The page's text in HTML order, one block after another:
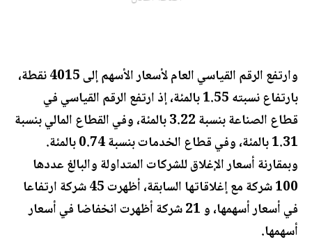
وارتفع الرقم القياسي العام لأسعار الأسهم إلى 4015 نقطة،
بارتفاع نسبته 1.55 بالمئة، إذ ارتفع الرقم القياسي في
قطاع الصناعة بنسبة 3.22 بالمئة، وفي القطاع المالي بنسبة
1.31 بالمئة، وفي قطاع الخدمات بنسبة 0.74 بالمئة.
وبمقارنة أسعار الإغلاق للشركات المتداولة والبالغ عددها
100 شركة مع إغلاقاتها السابقة، أظهرت 45 شركة ارتفاعا
في أسعار أسهمها، و 21 شركة أظهرت انخفاضا في أسعار
أسهمها.